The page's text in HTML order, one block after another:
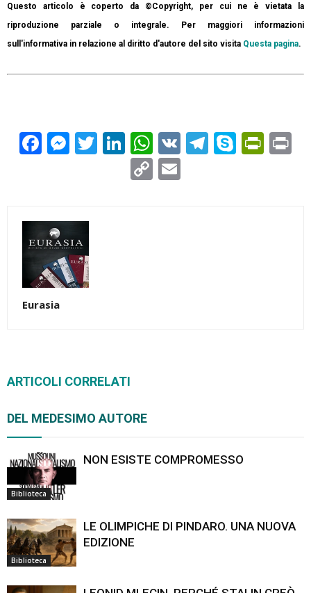
Questo articolo è coperto da ©Copyright, per cui ne è vietata la
riproduzione parziale o integrale. Per maggiori informazioni
sull'informativa in relazione al diritto d'autore del sito visita Questa pagina.
Facebook
Messenger
TwitterLinkedIn
WhatsApp
VK Telegram
Skype
Copy
Eurasia
ARTICOLI CORRELATI
DEL MEDESIMO AUTORE
Biblioteca
NON ESISTE COMPROMESSO
Biblioteca
LE OLIMPICHE DI PINDARO. UNA NUOVA
EDIZIONE